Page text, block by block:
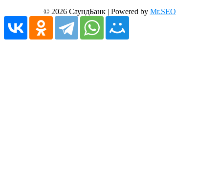
© 2026 СаундБанк | Powered by Mr.SEO